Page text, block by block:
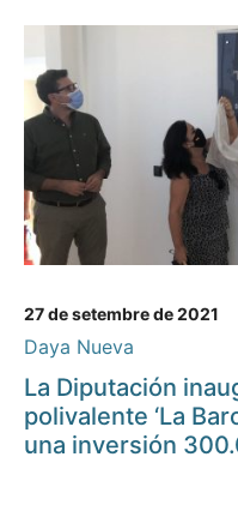
27 de setembre de 2021
Daya Nueva
La Diputación
polivalente ‘La
una inversión